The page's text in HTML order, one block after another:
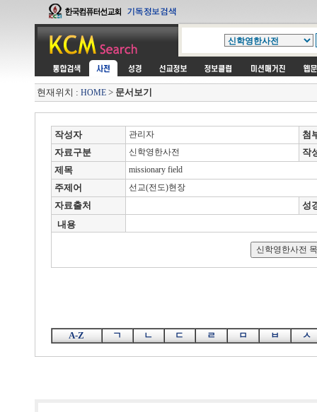
현재위치 : HOME > 문서보기
작성자 관리자
첨
자료구분
신학영한사전
작
제목
missionary field
주제어 선교(전도)현장
자료출처
성
내용
A-Z ㄱ ㄴ ㄷ ㄹ ㅁ ㅂ ㅅ